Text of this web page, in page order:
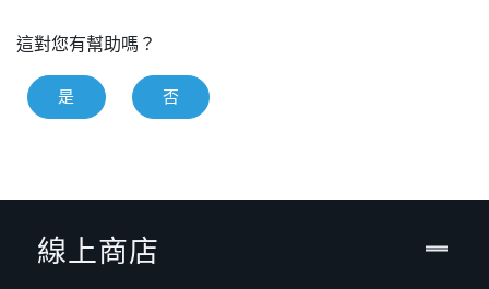
這對您有幫助嗎？
是 否
線上商店